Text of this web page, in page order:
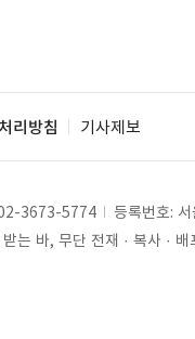
리방침 기사제보
3673-5774 등록번호:
는 바, 무단 전재 · 복사 · 배